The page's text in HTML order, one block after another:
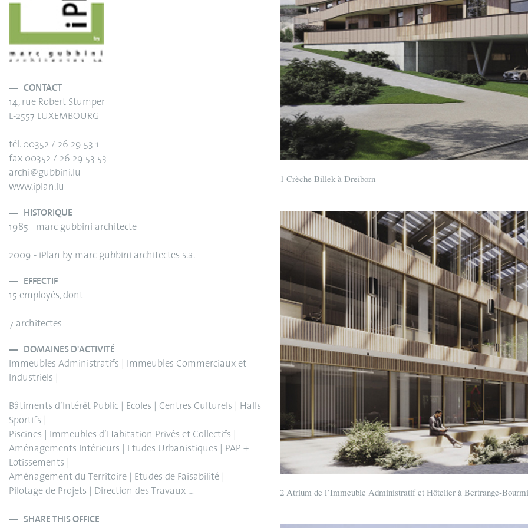
CONTACT
14, rue Robert Stumper
L-2557 LUXEMBOURG
tél. 00352 / 26 29 53 1
fax 00352 / 26 29 53 53
archi@gubbini.lu
www.iplan.lu
HISTORIQUE
1985 - marc gubbini architecte
2009 - iPlan by marc gubbini architectes s.a.
EFFECTIF
15 employés, dont
7 architectes
DOMAINES D'ACTIVITÉ
Immeubles Administratifs | Immeubles Commerciaux et
Industriels |
Bâtiments d’Intérêt Public | Ecoles | Centres Culturels | Halls
Sportifs |
Piscines | Immeubles d’Habitation Privés et Collectifs |
Aménagements Intérieurs | Etudes Urbanistiques | PAP +
Lotissements |
Aménagement du Territoire | Etudes de Faisabilité |
Pilotage de Projets | Direction des Travaux …
SHARE THIS OFFICE
1 Crèche Billek à Dreiborn
2 Atrium de l’Immeuble Administratif et Hôtelier à Bertrange-